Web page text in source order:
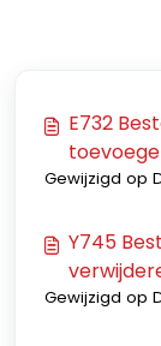
E732
Gewijzigd op
Y745
Gewijzigd op